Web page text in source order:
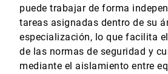
puede trabajar de forma
tareas asignadas dentro de su
especialización, lo que facilita
de las normas de seguridad y
mediante el aislamiento entre